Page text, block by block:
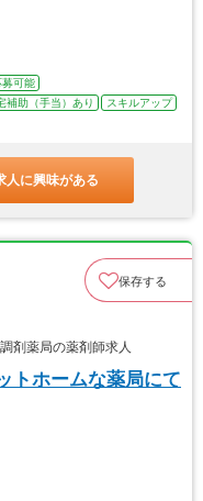
募可能
補助（手当）あり
スキルアップ
人に興味がある
保存する
剤薬局の薬剤師求人
トホームな薬局にて